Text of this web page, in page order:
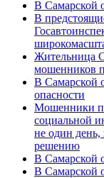
В Самарской
В
Жительница
мошенников
В Самарской
опасности
Мошенники
социальной
не один
решению
В Самарской
В Самарской